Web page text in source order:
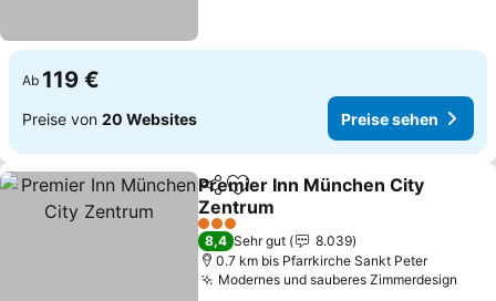
Ab 119 €
Preise von 20 Websites Preise sehen
TeilenZu Favoriten hinzufügen
Premier Inn München City
Zentrum
3 Sterne
8,4 Sehr gut
8.039
0.7 km bis Pfarrkirche Sankt Peter
Modernes und sauberes Zimmerdesign